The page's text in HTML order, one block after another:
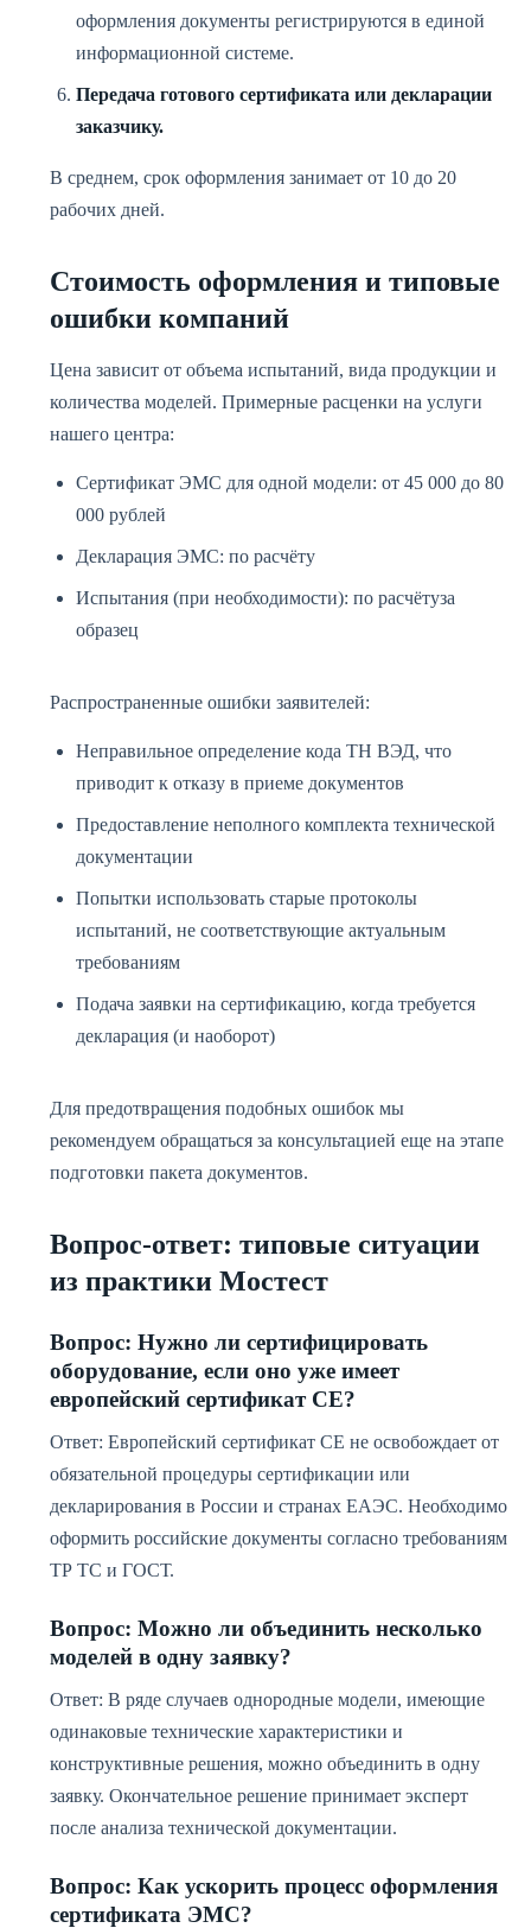
оформления документы регистрируются в единой
информационной системе.
Передача готового сертификата или декларации
заказчику.
В среднем, срок оформления занимает от 10 до 20
рабочих дней.
Стоимость оформления и типовые
ошибки компаний
Цена зависит от объема испытаний, вида продукции и
количества моделей. Примерные расценки на услуги
нашего центра:
Сертификат ЭМС для одной модели: от 45 000 до 80
000 рублей
Декларация ЭМС: по расчёту
Испытания (при необходимости): по расчётуза
образец
Распространенные ошибки заявителей:
Неправильное определение кода ТН ВЭД, что
приводит к отказу в приеме документов
Предоставление неполного комплекта технической
документации
Попытки использовать старые протоколы
испытаний, не соответствующие актуальным
требованиям
Подача заявки на сертификацию, когда требуется
декларация (и наоборот)
Для предотвращения подобных ошибок мы
рекомендуем обращаться за консультацией еще на этапе
подготовки пакета документов.
Вопрос-ответ: типовые ситуации
из практики Мостест
Вопрос: Нужно ли сертифицировать
оборудование, если оно уже имеет
европейский сертификат СЕ?
Ответ: Европейский сертификат СЕ не освобождает от
обязательной процедуры сертификации или
декларирования в России и странах ЕАЭС. Необходимо
оформить российские документы согласно требованиям
ТР ТС и ГОСТ.
Вопрос: Можно ли объединить несколько
моделей в одну заявку?
Ответ: В ряде случаев однородные модели, имеющие
одинаковые технические характеристики и
конструктивные решения, можно объединить в одну
заявку. Окончательное решение принимает эксперт
после анализа технической документации.
Вопрос: Как ускорить процесс оформления
сертификата ЭМС?